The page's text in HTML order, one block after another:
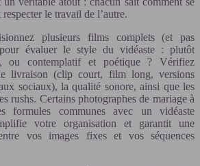
le travail de l’autre.
plusieurs films complets (et pas
évaluer le style du vidéaste : plutôt
ou contemplatif et poétique ? Vérifiez
livraison (clip court, film long, versions
sociaux), la qualité sonore, ainsi que les
rushs. Certains photographes de mariage à
formules communes avec un vidéaste
votre organisation et garantit une
vos images fixes et vos séquences